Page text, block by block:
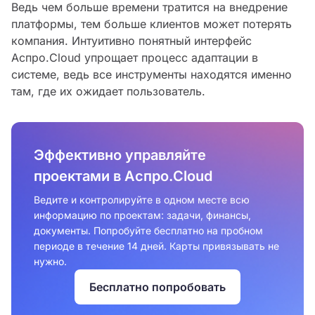
Ведь чем больше времени тратится на внедрение
платформы, тем больше клиентов может потерять
компания. Интуитивно понятный интерфейс
Аспро.Cloud упрощает процесс адаптации в
системе, ведь все инструменты находятся именно
там, где их ожидает пользователь.
Эффективно управляйте
проектами в Аспро.Cloud
Ведите и контролируйте в одном месте всю
информацию по проектам: задачи, финансы,
документы. Попробуйте бесплатно на пробном
периоде в течение 14 дней. Карты привязывать не
нужно.
Бесплатно попробовать